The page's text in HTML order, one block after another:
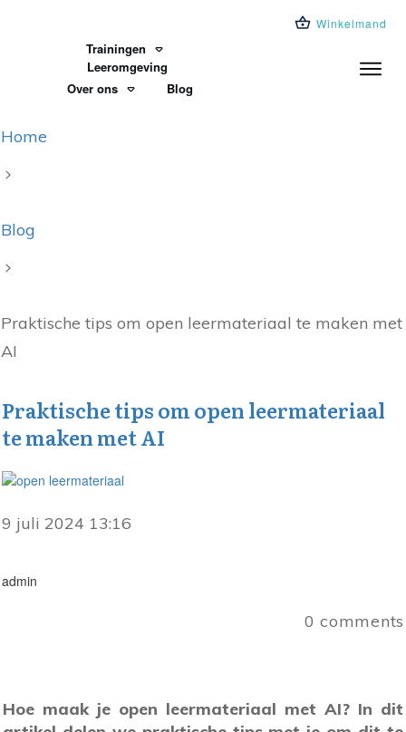
Winkelmand
Trainingen
Leeromgeving
Over ons
Blog
Home
Blog
Praktische tips om open leermateriaal te maken met
AI
Praktische tips om open leermateriaal
te maken met AI
9 juli 2024 13:16
admin
0 comments
Hoe maak je open leermateriaal met AI? In dit